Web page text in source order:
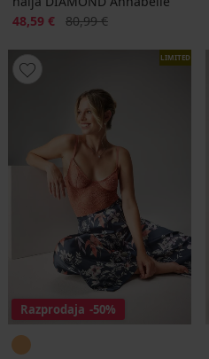
Popust
48,59 € Prvotna cena
80,99 €
LIMITED
Razprodaja -50%